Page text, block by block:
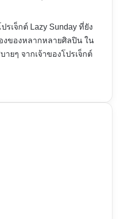
เจ็กต์ Lazy Sunday ที่ยัง
งของหลากหลายศิลปิน ใน
ยๆ จากเจ้าของโปรเจ็กต์